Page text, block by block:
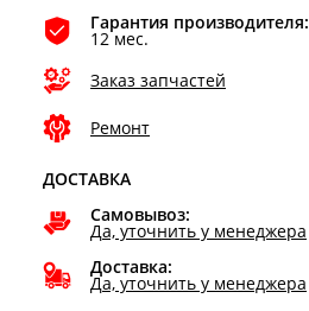
Гарантия производителя:
12 мес.
Заказ запчастей
Ремонт
ДОСТАВКА
Самовывоз:
Да, уточнить у менеджера
Доставка:
Да, уточнить у менеджера